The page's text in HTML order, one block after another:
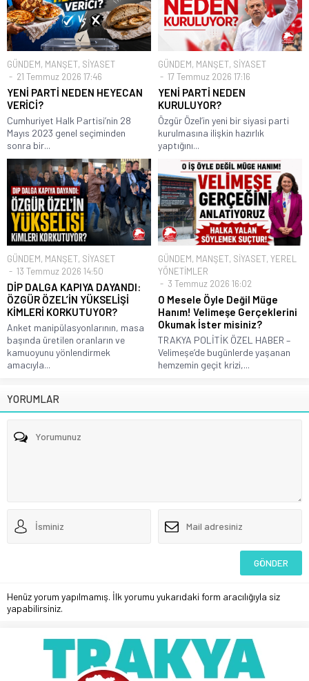
GÜNDEM, MANŞET, SİYASET
21 Temmuz 2026 17:46
YENİ PARTİ NEDEN HEYECAN
VERİCİ?
Cumhuriyet Halk Partisi’nin 28
Mayıs 2023 genel seçiminden
sonra bir...
GÜNDEM, MANŞET, SİYASET
17 Temmuz 2026 17:16
YENİ PARTİ NEDEN
KURULUYOR?
Özgür Özel’in yeni bir siyasi parti
kurulmasına ilişkin hazırlık
yaptığını...
GÜNDEM, MANŞET, SİYASET
13 Temmuz 2026 14:50
DİP DALGA KAPIYA DAYANDI:
ÖZGÜR ÖZEL’İN YÜKSELİŞİ
KİMLERİ KORKUTUYOR?
Anket manipülasyonlarının, masa
başında üretilen oranların ve
kamuoyunu yönlendirmek
amacıyla...
GÜNDEM, MANŞET, SİYASET, YEREL
YÖNETİMLER
3 Temmuz 2026 16:02
O Mesele Öyle Değil Müge
Hanım! Velimeşe Gerçeklerini
Okumak İster misiniz?
TRAKYA POLİTİK ÖZEL HABER –
Velimeşe’de bugünlerde yaşanan
hemzemin geçit krizi,...
YORUMLAR
Henüz yorum yapılmamış. İlk yorumu yukarıdaki form aracılığıyla siz
yapabilirsiniz.